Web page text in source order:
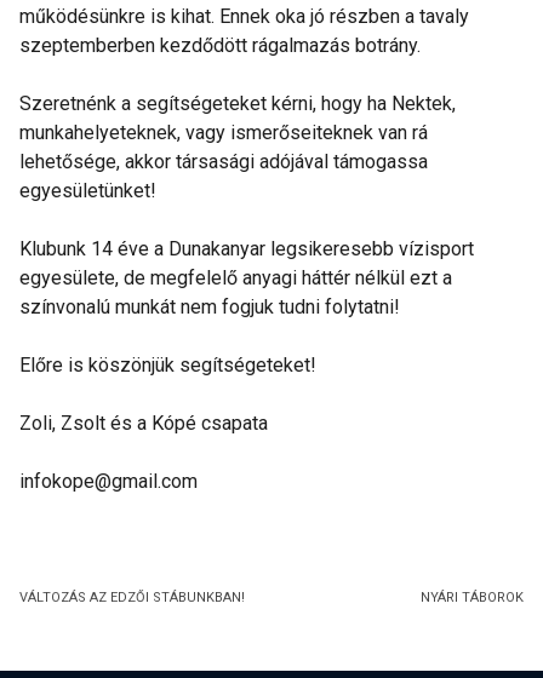
működésünkre is kihat. Ennek oka jó részben a tavaly
szeptemberben kezdődött rágalmazás botrány.
Szeretnénk a segítségeteket kérni, hogy ha Nektek,
munkahelyeteknek, vagy ismerőseiteknek van rá
lehetősége, akkor társasági adójával támogassa
egyesületünket!
Klubunk 14 éve a Dunakanyar legsikeresebb vízisport
egyesülete, de megfelelő anyagi háttér nélkül ezt a
színvonalú munkát nem fogjuk tudni folytatni!
Előre is köszönjük segítségeteket!
Zoli, Zsolt és a Kópé csapata
infokope@gmail.com
VÁLTOZÁS AZ EDZŐI STÁBUNKBAN! NYÁRI TÁBOROK